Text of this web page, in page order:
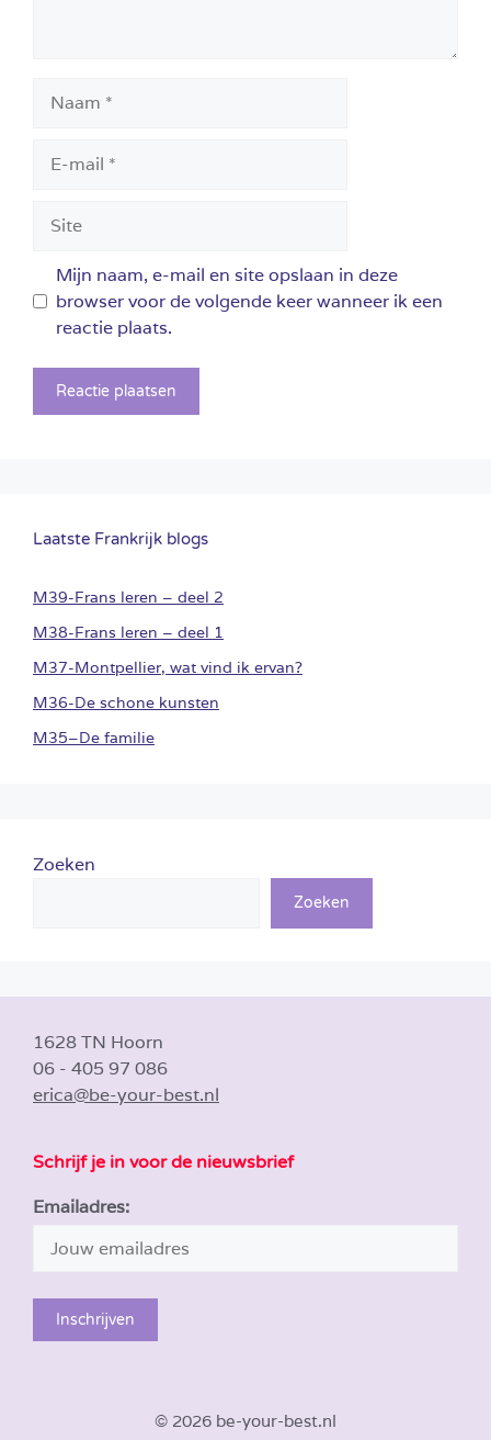
mail
Mijn naam, e-mail en site opslaan in deze
browser voor de volgende keer wanneer ik een
reactie plaats.
Laatste Frankrijk blogs
M39-Frans leren – deel 2
M38-Frans leren – deel 1
M37-Montpellier, wat vind ik ervan?
M36-De schone kunsten
M35–De familie
Zoeken
Zoeken
1628 TN Hoorn
06 - 405 97 086
erica@be-your-best.nl
Schrijf je in voor de nieuwsbrief
Emailadres:
© 2026 be-your-best.nl